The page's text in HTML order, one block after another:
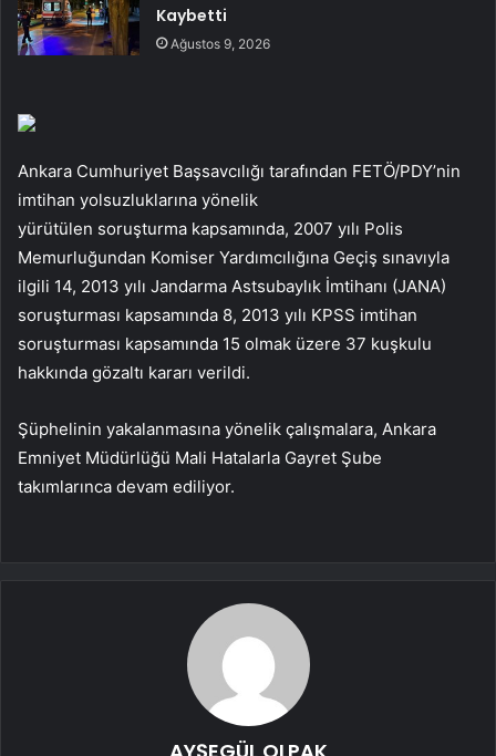
Kaybetti
Ağustos 9, 2026
Ankara Cumhuriyet Başsavcılığı tarafından FETÖ/PDY’nin
imtihan yolsuzluklarına yönelik
yürütülen soruşturma kapsamında, 2007 yılı Polis
Memurluğundan Komiser Yardımcılığına Geçiş sınavıyla
ilgili 14, 2013 yılı Jandarma Astsubaylık İmtihanı (JANA)
soruşturması kapsamında 8, 2013 yılı KPSS imtihan
soruşturması kapsamında 15 olmak üzere 37 kuşkulu
hakkında gözaltı kararı verildi.
Şüphelinin yakalanmasına yönelik çalışmalara, Ankara
Emniyet Müdürlüğü Mali Hatalarla Gayret Şube
takımlarınca devam ediliyor.